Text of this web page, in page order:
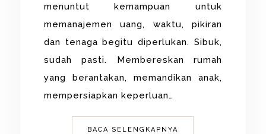
menuntut kemampuan untuk
memanajemen uang, waktu, pikiran
dan tenaga begitu diperlukan. Sibuk,
sudah pasti. Membereskan rumah
yang berantakan, memandikan anak,
mempersiapkan keperluan…
BACA SELENGKAPNYA